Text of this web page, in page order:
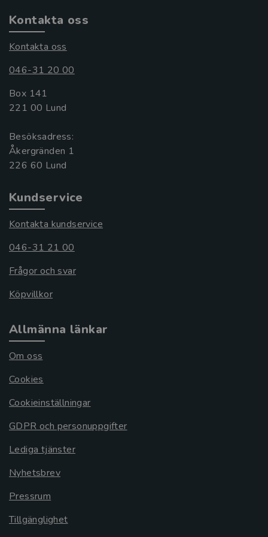
Kontakta oss
Kontakta oss
046-31 20 00
Box 141
221 00 Lund
Besöksadress:
Åkergränden 1
Kundservice
Kontakta kundservice
046-31 21 00
Frågor och svar
Köpvillkor
Allmänna länkar
Om oss
Cookies
Cookieinställningar
GDPR och personuppgifter
Lediga tjänster
Nyhetsbrev
Pressrum
Tillgänglighet